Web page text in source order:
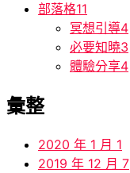
部落格11
冥想引導4
必要知曉3
體驗分享4
彙整
2020 年 1 月 1
2019 年 12 月 7